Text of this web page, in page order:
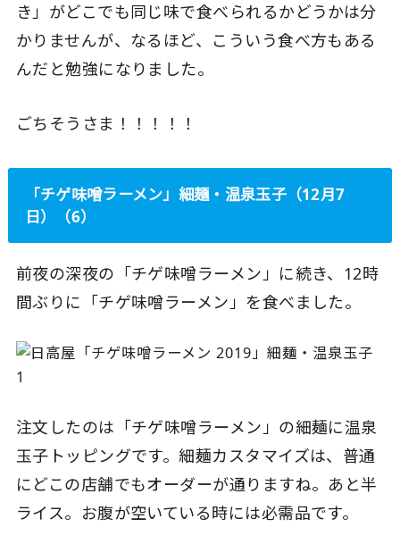
き」がどこでも同じ味で食べられるかどうかは分
かりませんが、なるほど、こういう食べ方もある
んだと勉強になりました。
ごちそうさま！！！！！
「チゲ味噌ラーメン」細麺・温泉玉子（12月7
日）（6）
前夜の深夜の「チゲ味噌ラーメン」に続き、12時
間ぶりに「チゲ味噌ラーメン」を食べました。
注文したのは「チゲ味噌ラーメン」の細麺に温泉
玉子トッピングです。細麺カスタマイズは、普通
にどこの店舗でもオーダーが通りますね。あと半
ライス。お腹が空いている時には必需品です。